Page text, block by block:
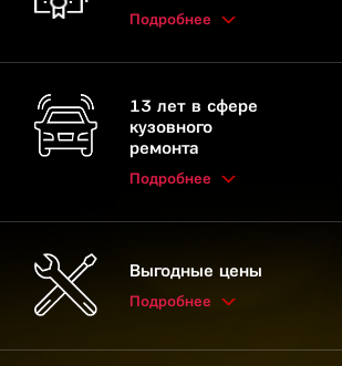
Подробнее
13 лет в сфере
кузовного
ремонта
Подробнее
Выгодные цены
Подробнее